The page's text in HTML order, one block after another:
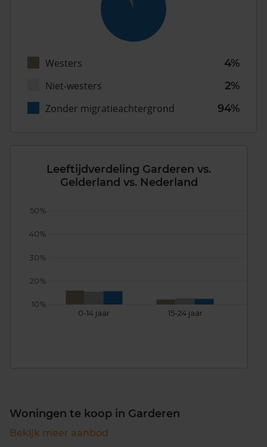
Westers
4%
Niet-westers
2%
Zonder migratieachtergrond
94%
Leeftijdverdeling Garderen vs.
Gelderland vs. Nederland
0-14 jaar 15-24 jaar
10%
20%
30%
40%
50%
Woningen te koop in Garderen
Bekijk meer aanbod